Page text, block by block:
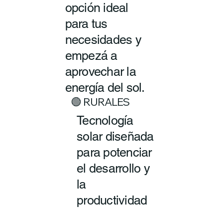
opción ideal
para tus
necesidades y
empezá a
aprovechar la
energía del sol.
🟢 RURALES
Tecnología
solar diseñada
para potenciar
el desarrollo y
la
productividad